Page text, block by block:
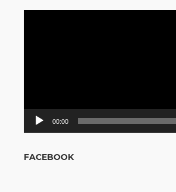
00:00
FACEBOOK